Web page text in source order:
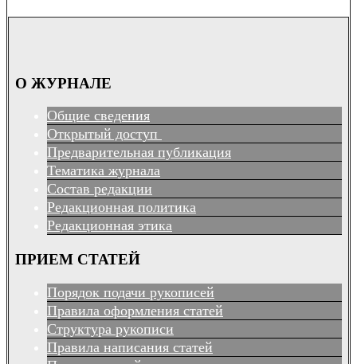
О ЖУРНАЛЕ
Общие сведения
Открытый доступ
Предварительная публикация
Тематика журнала
Состав редакции
Редакционная политика
Редакционная этика
ПРИЕМ СТАТЕЙ
Порядок подачи рукописей
Правила оформления статей
Структура рукописи
Правила написания статей